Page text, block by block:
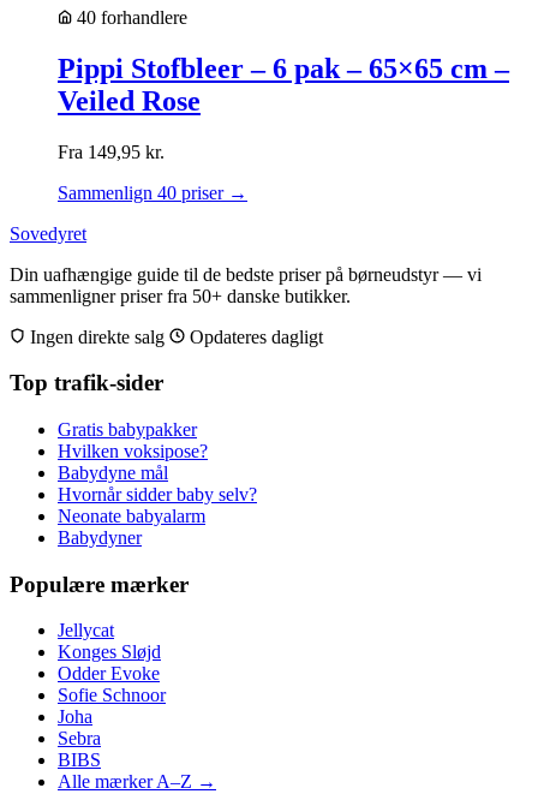
40 forhandlere
Pippi Stofbleer – 6 pak – 65×65 cm –
Veiled Rose
Fra 149,95 kr.
Sammenlign 40 priser →
Sovedyret
Din uafhængige guide til de bedste priser på børneudstyr — vi
sammenligner priser fra 50+ danske butikker.
Ingen direkte salg
Opdateres dagligt
Top trafik-sider
Gratis babypakker
Hvilken voksipose?
Babydyne mål
Hvornår sidder baby selv?
Neonate babyalarm
Babydyner
Populære mærker
Jellycat
Konges Sløjd
Odder Evoke
Sofie Schnoor
Joha
Sebra
BIBS
Alle mærker A–Z →